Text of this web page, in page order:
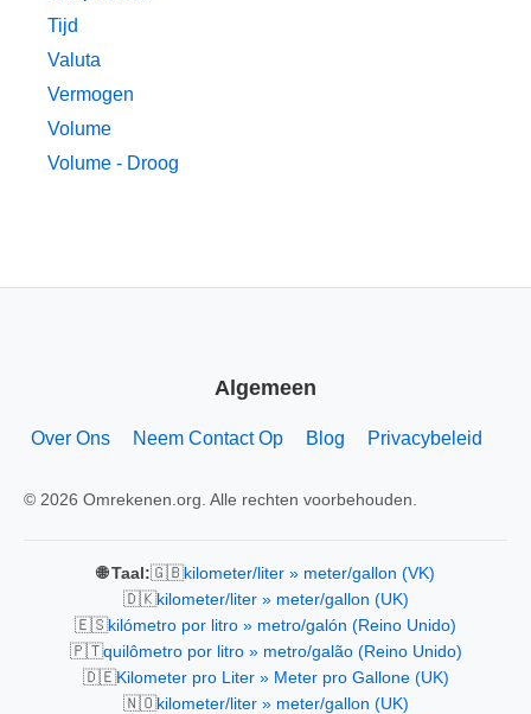
Tijd
Valuta
Vermogen
Volume
Volume - Droog
Algemeen
Over Ons Neem Contact Op Blog Privacybeleid
© 2026 Omrekenen.org. Alle rechten voorbehouden.
🌐 Taal:🇬🇧kilometer/liter » meter/gallon (VK)
🇩🇰kilometer/liter » meter/gallon (UK)
🇪🇸kilómetro por litro » metro/galón (Reino Unido)
🇵🇹quilômetro por litro » metro/galão (Reino Unido)
🇩🇪Kilometer pro Liter » Meter pro Gallone (UK)
🇳🇴kilometer/liter » meter/gallon (UK)